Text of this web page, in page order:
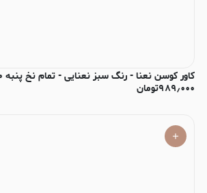
کاور کوسن نعنا - رنگ سبز نعنایی - تمام نخ پنبه ۱۰۰٪ ساده
۹۸۹٫۰۰۰تومان